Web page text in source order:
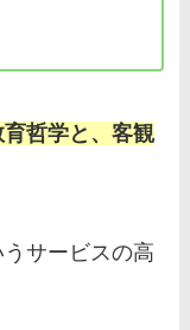
哲学と、客観
サービスの高